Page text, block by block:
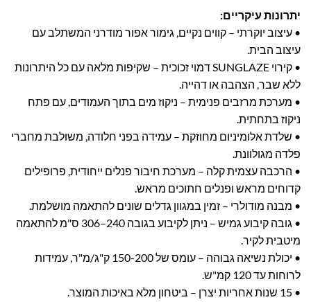
יתרונות עיקריים:
• עיצוב יוקרתי – קווים נקיים, גימור אפור מודרני המשתלב עם
עיצוב הבית.
• קירוי SUNGLAZE דמוי זכוכית – שקיפות מלאה עם כל היתרונות
ללא שבר, הצהבה או דהייה.
• מערכת מרזבים פנימית – ניקוז מים בתוך העמודים, עם פתח
ניקוז בתחתית.
• שלדת אלומיניום מחוזקת – עמידה בפני חלודה, משולבת מחברי
פלדה מגולוונת.
• הרכבה עצמית קלה – מערכת חיבור פנלים ייחודית, פרופילים
קדוחים מראש ופנלים חתוכים מראש.
• מבנה מודולרי – זמין במגוון גדלים שונים להתאמה מושלמת.
• גובה קיבוע גמיש – ניתן לקיבוע בגובה 240–306 ס"מ להתאמה
מיטבית לקיר.
• יכולת נשיאה גבוהה – עומס של 150-200 ק"ג/מ"ר, עמידות
לרוחות עד 120 קמ"ש.
• 15 שנות אחריות יצרן – ביטחון מלא באיכות המוצר.